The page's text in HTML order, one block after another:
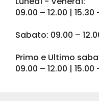
09.00 – 12.00 | 15.30
Sabato: 09.00 –
Primo e Ultimo
09.00 – 12.00 | 15.00